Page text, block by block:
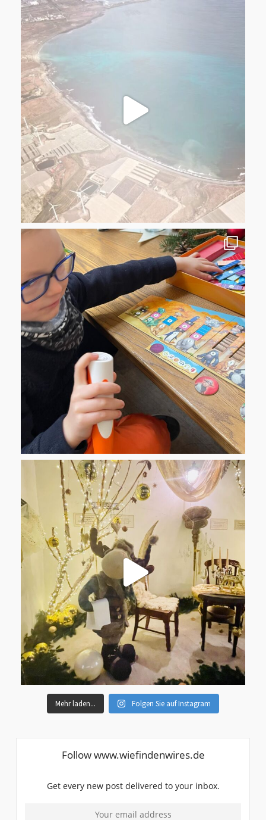
Mehr laden... Folgen Sie auf Instagram